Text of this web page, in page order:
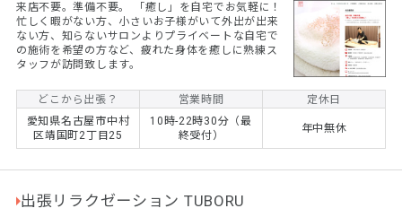
来店不要。準備不要。 ​「癒し」を自宅でお気軽に！
忙しく暇がない方、小さいお子様がいて外出が出来
ない方、知らないサロンよりプライベートな自宅で
の施術を希望の方など、疲れた身体を癒しに熟練ス
タッフが訪問致します。
どこから出張？ 営業時間
定休日
愛知県名古屋市中村
区靖国町2丁目25
10時-22時30分（最
終受付）
年中無休
出張リラクゼーション TUBORU